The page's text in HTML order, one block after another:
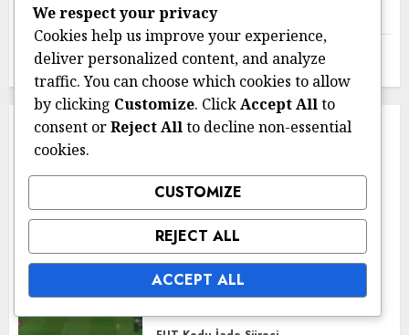
March 2026
February 2026
YOU MAY HAVE MISSED
Sezon Hedefleri Zorluklar:
Türler, Ödüller, Stratejiler
13/03/2026 0
We respect your privacy
Cookies help us improve your experience,
deliver personalized content, and analyze
traffic. You can choose which cookies to allow
by clicking Customize. ClickAccept Allto
consent orReject Allto decline non-essential
cookies.
CUSTOMIZE
REJECT ALL
ACCEPT ALL